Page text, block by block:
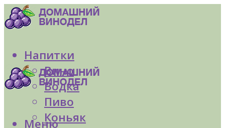
Напитки
Вино
Водка
Пиво
Коньяк
Меню